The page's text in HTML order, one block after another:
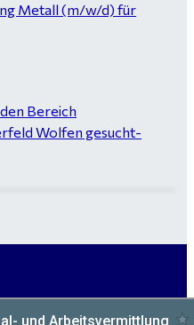
Metall (m/w/d) für
Bereich
Wolfen gesucht-
Wolfen gesucht -